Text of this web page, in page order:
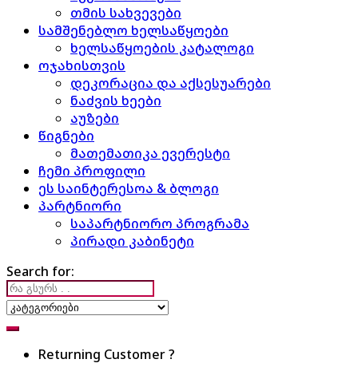
თმის სახვევები
სამშენებლო ხელსაწყოები
ხელსაწყოების კატალოგი
ოჯახისთვის
დეკორაცია და აქსესუარები
ნაძვის ხეები
აუზები
წიგნები
მათემათიკა ევერესტი
ჩემი პროფილი
ეს საინტერესოა & ბლოგი
პარტნიორი
საპარტნიორო პროგრამა
პირადი კაბინეტი
Search for:
Returning Customer ?